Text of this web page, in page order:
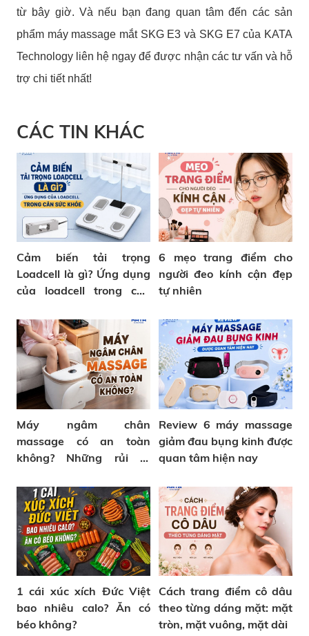
từ bây giờ. Và nếu bạn đang quan tâm đến các sản
phẩm máy massage mắt SKG E3 và SKG E7 của KATA
Technology liên hệ ngay để được nhận các tư vấn và hỗ
trợ chi tiết nhất!
CÁC TIN KHÁC
Cảm biến tải trọng
Loadcell là gì? Ứng dụng
của loadcell trong cân
6 mẹo trang điểm cho
người đeo kính cận đẹp
tự nhiên
Máy ngâm chân
massage có an toàn
không? Những rủi ro
Review 6 máy massage
giảm đau bụng kinh được
quan tâm hiện nay
1 cái xúc xích Đức Việt
bao nhiêu calo? Ăn có
béo không?
Cách trang điểm cô dâu
theo từng dáng mặt: mặt
tròn, mặt vuông, mặt dài